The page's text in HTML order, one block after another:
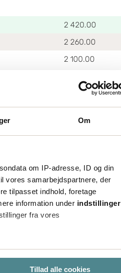
Om
om IP-adresse, ID og din
vores samarbejdspartnere, der
tilpasset indhold, foretage
information under indstillinger
fra vores
Tillad alle cookies
2 420.00
2 260.00
2 100.00